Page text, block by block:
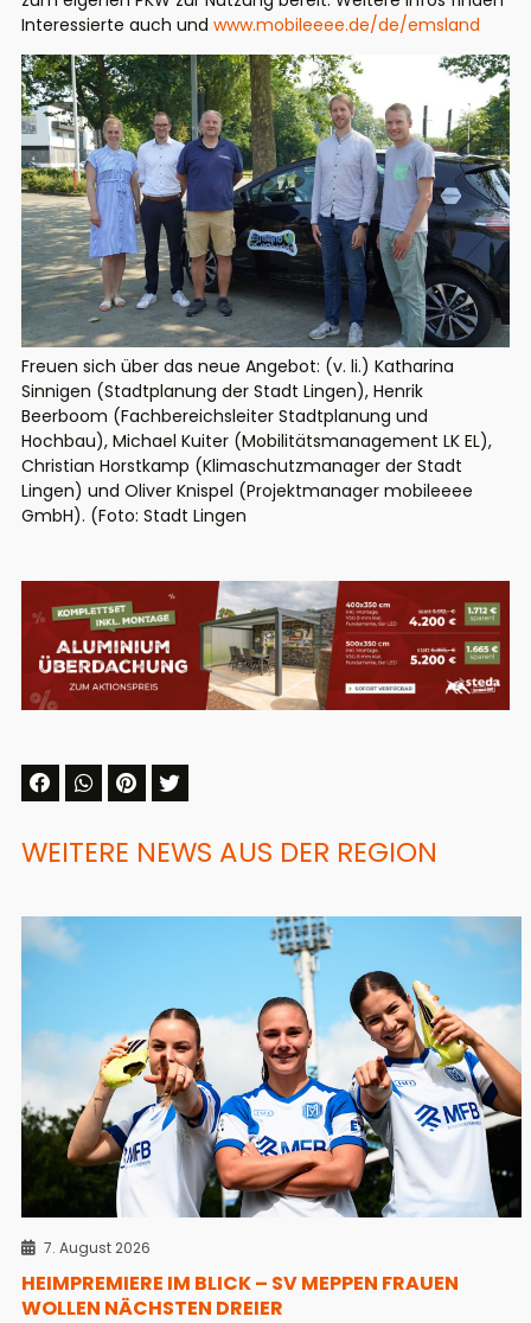
Interessierte auch und www.mobileeee.de/de/emsland
Freuen sich über das neue Angebot: (v. li.) Katharina
Sinnigen (Stadtplanung der Stadt Lingen), Henrik
Beerboom (Fachbereichsleiter Stadtplanung und
Hochbau), Michael Kuiter (Mobilitätsmanagement LK EL),
Christian Horstkamp (Klimaschutzmanager der Stadt
Lingen) und Oliver Knispel (Projektmanager mobileeee
GmbH). (Foto: Stadt Lingen
WEITERE NEWS AUS DER REGION
7. August 2026
HEIMPREMIERE IM BLICK – SV MEPPEN FRAUEN
WOLLEN NÄCHSTEN DREIER